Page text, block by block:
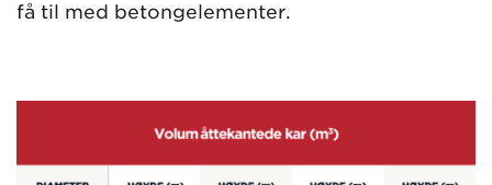
få til med betongelementer.